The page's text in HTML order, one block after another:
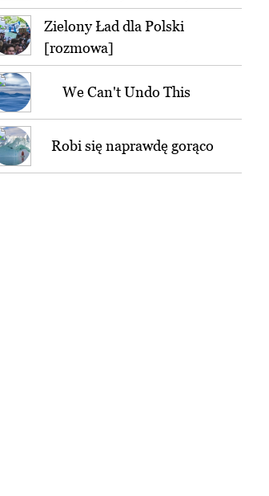
Zielony Ład dla Polski
[rozmowa]
We Can't Undo This
Robi się naprawdę gorąco